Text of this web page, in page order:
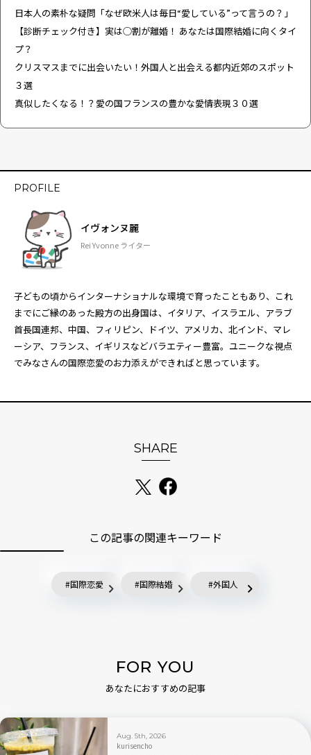
日本人の素朴な疑問「なぜ欧米人は毎日“愛している”って言うの？」
【診断チェック付き】実は◯割が離婚！ あなたは国際結婚に向くタイ
プ？
クリスマスまでに出会いたい！外国人と出会える都内近郊のスポット
３選
真似したくなる！？愛の国フランスの豊かな愛情表現３０選
PROFILE
イヴォンヌ麗
Rei Yvonne ライター
子どもの頃からインターナショナルな環境で育ったこともあり、これ
までにご縁のあった殿方の出身国は、イタリア、イスラエル、アラブ
首長国連邦、中国、フィリピン、ドイツ、アメリカ、北インド、マレ
ーシア、フランス、イギリスなどバラエティー豊富。ユニークな視点
でみなさんの国際恋愛のお力添えができればと思っています。
SHARE
この記事の関連キーワード
国際恋愛 国際結婚 外国人
FOR YOU
あなたにおすすめの記事
Aug. 5th, 2026
kurisencho